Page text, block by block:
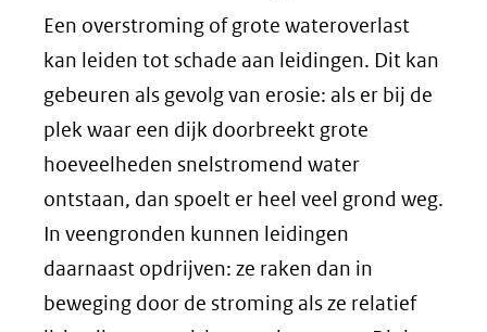
Een overstroming of grote wateroverlast
kan leiden tot schade aan leidingen. Dit kan
gebeuren als gevolg van erosie: als er bij de
plek waar een dijk doorbreekt grote
hoeveelheden snelstromend water
ontstaan, dan spoelt er heel veel grond weg.
In veengronden kunnen leidingen
daarnaast opdrijven: ze raken dan in
beweging door de stroming als ze relatief